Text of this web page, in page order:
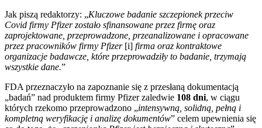
Jak piszą redaktorzy: „Kluczowe badanie szczepionek przeciw
Covid firmy Pfizer zostało sfinansowane przez firmę oraz
zaprojektowane, przeprowadzone, przeanalizowane i opracowane
przez pracowników firmy Pfizer[i] firma oraz kontraktowe
organizacje badawcze, które przeprowadziły to badanie, trzymają
wszystkie dane.”
FDA przeznaczyło na zapoznanie się z przesłaną dokumentacją
„badań” nad produktem firmy Pfizer zaledwie 108 dni, w ciągu
których rzekomo przeprowadzono „intensywną, solidną, pełną i
kompletną weryfikację i analizę dokumentów” celem upewnienia się